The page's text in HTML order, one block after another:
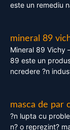
este un remediu
mineral 89
Mineral 89 Vichy
89 este un
ncredere ?n
masca de par
?n lupta cu
n? o reprezint?